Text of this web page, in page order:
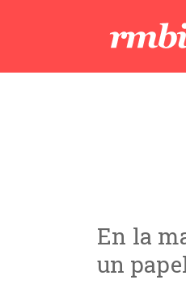
En la
un